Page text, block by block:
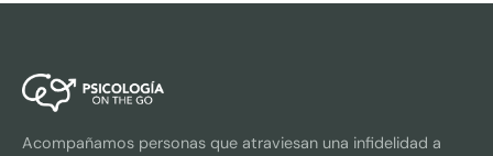
Acompañamos personas que atraviesan una infidelidad a